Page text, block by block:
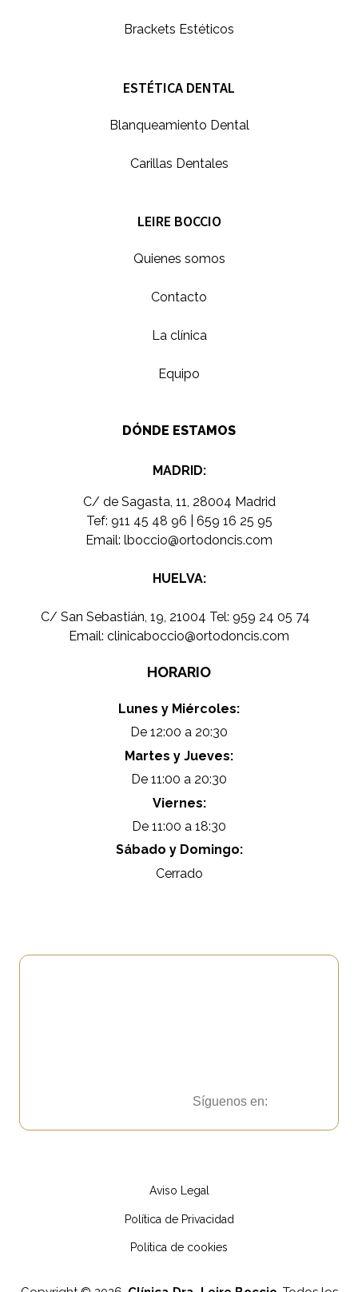
Brackets Estéticos
ESTÉTICA DENTAL
Blanqueamiento Dental
Carillas Dentales
LEIRE BOCCIO
Quienes somos
Contacto
La clínica
Equipo
DÓNDE ESTAMOS
MADRID:
C/ de Sagasta, 11, 28004 Madrid
Tef: 911 45 48 96
659 16 25 95
Email: lboccio@ortodoncis.com
HUELVA:
C/ San Sebastián, 19, 21004 Tel: 959 24 05 74
Email: clinicaboccio@ortodoncis.com
HORARIO
Lunes y Miércoles:
De 12:00 a 20:30
Martes y Jueves:
De 11:00 a 20:30
Viernes:
De 11:00 a 18:30
Sábado y Domingo:
Cerrado
Síguenos en:
Aviso Legal
Política de Privacidad
Política de cookies